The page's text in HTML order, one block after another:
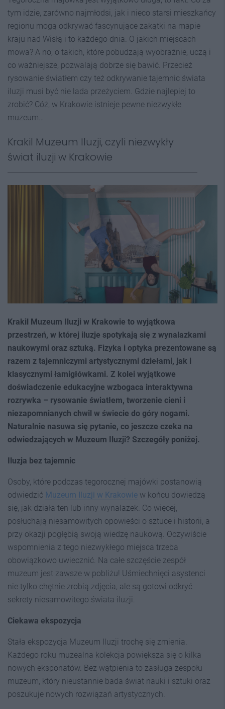
tym idzie, zarówno najmłodsi, jak i nieco starsi mieszkańcy
regionu mogą odkrywać fascynujące zakątki na mapie
kraju nad Wisłą i to każdego dnia. O jakich miejscach
mowa? A no, o takich, które pobudzają wyobraźnie, uczą i
co ważniejsze, pozwalają dobrze się bawić. Przecież
rysowanie światłem czy też odkrywanie tajemnic świata
iluzji musi być nie lada przeżyciem. Gdzie najlepiej to
zrobić? Cóż, w Krakowie istnieje pewne niezwykłe
muzeum…
Krakil Muzeum Iluzji, czyli niezwykły
świat iluzji w Krakowie
Krakil Muzeum Iluzji w Krakowie to wyjątkowa
przestrzeń, w której iluzje spotykają się z wynalazkami
naukowymi oraz sztuką. Fizyka i optyka prezentowane są
razem z tajemniczymi artystycznymi dziełami, jak i
klasycznymi łamigłówkami. Z kolei wyjątkowe
doświadczenie edukacyjne wzbogaca interaktywna
rozrywka – rysowanie światłem, tworzenie cieni i
niezapomnianych chwil w świecie do góry nogami.
Naturalnie nasuwa się pytanie, co jeszcze czeka na
odwiedzających w Muzeum Iluzji? Szczegóły poniżej.
Iluzja bez tajemnic
Osoby, które podczas tegorocznej majówki postanowią
odwiedzić Muzeum Iluzji w Krakowie w końcu dowiedzą
się, jak działa ten lub inny wynalazek. Co więcej,
posłuchają niesamowitych opowieści o sztuce i historii, a
przy okazji pogłębią swoją wiedzę naukową. Oczywiście
wspomnienia z tego niezwykłego miejsca trzeba
obowiązkowo uwiecznić. Na całe szczęście zespół
muzeum jest zawsze w pobliżu! Uśmiechnięci asystenci
nie tylko chętnie zrobią zdjęcia, ale są gotowi odkryć
sekrety niesamowitego świata iluzji.
Ciekawa ekspozycja
Stała ekspozycja Muzeum Iluzji trochę się zmienia.
Każdego roku muzealna kolekcja powiększa się o kilka
nowych eksponatów. Bez wątpienia to zasługa zespołu
muzeum, który nieustannie bada świat nauki i sztuki oraz
poszukuje nowych rozwiązań artystycznych.